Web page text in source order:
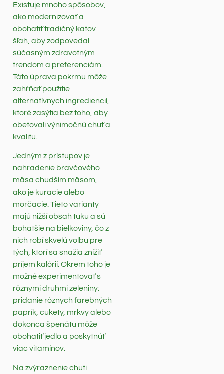
Existuje mnoho spôsobov,
ako modernizovať a
obohatiť tradičný katov
šľah, aby zodpovedal
súčasným zdravotným
trendom a preferenciám.
Táto úprava pokrmu môže
zahŕňať použitie
alternatívnych ingrediencií,
ktoré zasýtia bez toho, aby
obetovali výnimočnú chuť a
kvalitu.
Jedným z prístupov je
nahradenie bravčového
mäsa chudším mäsom,
ako je kuracie alebo
morčacie. Tieto varianty
majú nižší obsah tuku a sú
bohatšie na bielkoviny, čo z
nich robí skvelú voľbu pre
tých, ktorí sa snažia znížiť
príjem kalórií. Okrem toho je
možné experimentovať s
rôznymi druhmi zeleniny;
pridanie rôznych farebných
paprík, cukety, mrkvy alebo
dokonca špenátu môže
obohatiť jedlo a poskytnúť
viac vitamínov.
Na zvýraznenie chuti